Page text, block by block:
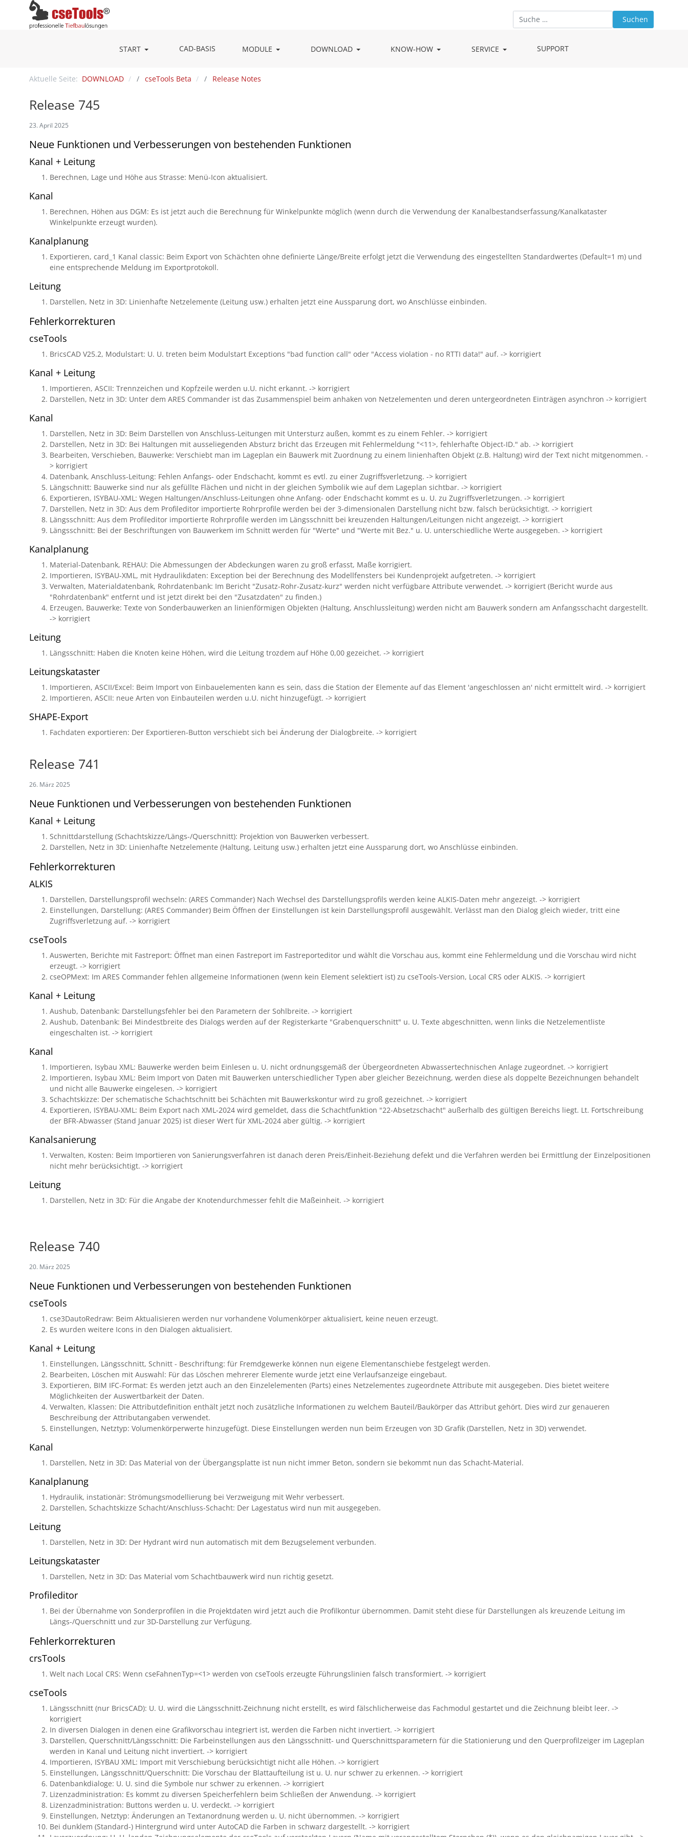
Suchen
START CAD-BASIS MODULE DOWNLOAD KNOW-HOW SERVICE SUPPORT
Aktuelle Seite: DOWNLOAD cseTools Beta Release Notes
Release 745
23. April 2025
Neue Funktionen und Verbesserungen von bestehenden Funktionen
Kanal + Leitung
Berechnen, Lage und Höhe aus Strasse: Menü-Icon aktualisiert.
Kanal
Berechnen, Höhen aus DGM: Es ist jetzt auch die Berechnung für Winkelpunkte möglich (wenn durch die Verwendung der Kanalbestandserfassung/Kanalkataster
Winkelpunkte erzeugt wurden).
Kanalplanung
Exportieren, card_1 Kanal classic: Beim Export von Schächten ohne definierte Länge/Breite erfolgt jetzt die Verwendung des eingestellten Standardwertes (Default=1 m) und
eine entsprechende Meldung im Exportprotokoll.
Leitung
Darstellen, Netz in 3D: Linienhafte Netzelemente (Leitung usw.) erhalten jetzt eine Aussparung dort, wo Anschlüsse einbinden.
Fehlerkorrekturen
cseTools
BricsCAD V25.2, Modulstart: U. U. treten beim Modulstart Exceptions "bad function call" oder "Access violation - no RTTI data!" auf. -> korrigiert
Kanal + Leitung
Importieren, ASCII: Trennzeichen und Kopfzeile werden u.U. nicht erkannt. -> korrigiert
Darstellen, Netz in 3D: Unter dem ARES Commander ist das Zusammenspiel beim anhaken von Netzelementen und deren untergeordneten Einträgen asynchron -> korrigiert
Kanal
Darstellen, Netz in 3D: Beim Darstellen von Anschluss-Leitungen mit Untersturz außen, kommt es zu einem Fehler. -> korrigiert
Darstellen, Netz in 3D: Bei Haltungen mit ausseliegenden Absturz bricht das Erzeugen mit Fehlermeldung "<11>, fehlerhafte Object-ID." ab. -> korrigiert
Bearbeiten, Verschieben, Bauwerke: Verschiebt man im Lageplan ein Bauwerk mit Zuordnung zu einem linienhaften Objekt (z.B. Haltung) wird der Text nicht mitgenommen. -
> korrigiert
Datenbank, Anschluss-Leitung: Fehlen Anfangs- oder Endschacht, kommt es evtl. zu einer Zugriffsverletzung. -> korrigiert
Längschnitt: Bauwerke sind nur als gefüllte Flächen und nicht in der gleichen Symbolik wie auf dem Lageplan sichtbar. -> korrigiert
Exportieren, ISYBAU-XML: Wegen Haltungen/Anschluss-Leitungen ohne Anfang- oder Endschacht kommt es u. U. zu Zugriffsverletzungen. -> korrigiert
Darstellen, Netz in 3D: Aus dem Profileditor importierte Rohrprofile werden bei der 3-dimensionalen Darstellung nicht bzw. falsch berücksichtigt. -> korrigiert
Längsschnitt: Aus dem Profileditor importierte Rohrprofile werden im Längsschnitt bei kreuzenden Haltungen/Leitungen nicht angezeigt. -> korrigiert
Längsschnitt: Bei der Beschriftungen von Bauwerkem im Schnitt werden für "Werte" und "Werte mit Bez." u. U. unterschiedliche Werte ausgegeben. -> korrigiert
Kanalplanung
Material-Datenbank, REHAU: Die Abmessungen der Abdeckungen waren zu groß erfasst, Maße korrigiert.
Importieren, ISYBAU-XML, mit Hydraulikdaten: Exception bei der Berechnung des Modellfensters bei Kundenprojekt aufgetreten. -> korrigiert
Verwalten, Materialdatenbank, Rohrdatenbank: Im Bericht "Zusatz-Rohr-Zusatz-kurz" werden nicht verfügbare Attribute verwendet. -> korrigiert (Bericht wurde aus
"Rohrdatenbank" entfernt und ist jetzt direkt bei den "Zusatzdaten" zu finden.)
Erzeugen, Bauwerke: Texte von Sonderbauwerken an linienförmigen Objekten (Haltung, Anschlussleitung) werden nicht am Bauwerk sondern am Anfangsschacht dargestellt.
-> korrigiert
Leitung
Längsschnitt: Haben die Knoten keine Höhen, wird die Leitung trozdem auf Höhe 0,00 gezeichet. -> korrigiert
Leitungskataster
Importieren, ASCII/Excel: Beim Import von Einbauelementen kann es sein, dass die Station der Elemente auf das Element 'angeschlossen an' nicht ermittelt wird. -> korrigiert
Importieren, ASCII: neue Arten von Einbauteilen werden u.U. nicht hinzugefügt. -> korrigiert
SHAPE-Export
Fachdaten exportieren: Der Exportieren-Button verschiebt sich bei Änderung der Dialogbreite. -> korrigiert
Release 741
26. März 2025
Neue Funktionen und Verbesserungen von bestehenden Funktionen
Kanal + Leitung
Schnittdarstellung (Schachtskizze/Längs-/Querschnitt): Projektion von Bauwerken verbessert.
Darstellen, Netz in 3D: Linienhafte Netzelemente (Haltung, Leitung usw.) erhalten jetzt eine Aussparung dort, wo Anschlüsse einbinden.
Fehlerkorrekturen
ALKIS
Darstellen, Darstellungsprofil wechseln: (ARES Commander) Nach Wechsel des Darstellungsprofils werden keine ALKIS-Daten mehr angezeigt. -> korrigiert
Einstellungen, Darstellung: (ARES Commander) Beim Öffnen der Einstellungen ist kein Darstellungsprofil ausgewählt. Verlässt man den Dialog gleich wieder, tritt eine
Zugriffsverletzung auf. -> korrigiert
cseTools
Auswerten, Berichte mit Fastreport: Öffnet man einen Fastreport im Fastreporteditor und wählt die Vorschau aus, kommt eine Fehlermeldung und die Vorschau wird nicht
erzeugt. -> korrigiert
cseOPMext: Im ARES Commander fehlen allgemeine Informationen (wenn kein Element selektiert ist) zu cseTools-Version, Local CRS oder ALKIS. -> korrigiert
Kanal + Leitung
Aushub, Datenbank: Darstellungsfehler bei den Parametern der Sohlbreite. -> korrigiert
Aushub, Datenbank: Bei Mindestbreite des Dialogs werden auf der Registerkarte "Grabenquerschnitt" u. U. Texte abgeschnitten, wenn links die Netzelementliste
eingeschalten ist. -> korrigiert
Kanal
Importieren, Isybau XML: Bauwerke werden beim Einlesen u. U. nicht ordnungsgemäß der Übergeordneten Abwassertechnischen Anlage zugeordnet. -> korrigiert
Importieren, Isybau XML: Beim Import von Daten mit Bauwerken unterschiedlicher Typen aber gleicher Bezeichnung, werden diese als doppelte Bezeichnungen behandelt
und nicht alle Bauwerke eingelesen. -> korrigiert
Schachtskizze: Der schematische Schachtschnitt bei Schächten mit Bauwerkskontur wird zu groß gezeichnet. -> korrigiert
Exportieren, ISYBAU-XML: Beim Export nach XML-2024 wird gemeldet, dass die Schachtfunktion "22-Absetzschacht" außerhalb des gültigen Bereichs liegt. Lt. Fortschreibung
der BFR-Abwasser (Stand Januar 2025) ist dieser Wert für XML-2024 aber gültig. -> korrigiert
Kanalsanierung
Verwalten, Kosten: Beim Importieren von Sanierungsverfahren ist danach deren Preis/Einheit-Beziehung defekt und die Verfahren werden bei Ermittlung der Einzelpositionen
nicht mehr berücksichtigt. -> korrigiert
Leitung
Darstellen, Netz in 3D: Für die Angabe der Knotendurchmesser fehlt die Maßeinheit. -> korrigiert
Release 740
20. März 2025
Neue Funktionen und Verbesserungen von bestehenden Funktionen
cseTools
cse3DautoRedraw: Beim Aktualisieren werden nur vorhandene Volumenkörper aktualisiert, keine neuen erzeugt.
Es wurden weitere Icons in den Dialogen aktualisiert.
Kanal + Leitung
Einstellungen, Längsschnitt, Schnitt - Beschriftung: für Fremdgewerke können nun eigene Elementanschiebe festgelegt werden.
Bearbeiten, Löschen mit Auswahl: Für das Löschen mehrerer Elemente wurde jetzt eine Verlaufsanzeige eingebaut.
Exportieren, BIM IFC-Format: Es werden jetzt auch an den Einzelelementen (Parts) eines Netzelementes zugeordnete Attribute mit ausgegeben. Dies bietet weitere
Möglichkeiten der Auswertbarkeit der Daten.
Verwalten, Klassen: Die Attributdefinition enthält jetzt noch zusätzliche Informationen zu welchem Bauteil/Baukörper das Attribut gehört. Dies wird zur genaueren
Beschreibung der Attributangaben verwendet.
Einstellungen, Netztyp: Volumenkörperwerte hinzugefügt. Diese Einstellungen werden nun beim Erzeugen von 3D Grafik (Darstellen, Netz in 3D) verwendet.
Kanal
Darstellen, Netz in 3D: Das Material von der Übergangsplatte ist nun nicht immer Beton, sondern sie bekommt nun das Schacht-Material.
Kanalplanung
Hydraulik, instationär: Strömungsmodellierung bei Verzweigung mit Wehr verbessert.
Darstellen, Schachtskizze Schacht/Anschluss-Schacht: Der Lagestatus wird nun mit ausgegeben.
Leitung
Darstellen, Netz in 3D: Der Hydrant wird nun automatisch mit dem Bezugselement verbunden.
Leitungskataster
Darstellen, Netz in 3D: Das Material vom Schachtbauwerk wird nun richtig gesetzt.
Profileditor
Bei der Übernahme von Sonderprofilen in die Projektdaten wird jetzt auch die Profilkontur übernommen. Damit steht diese für Darstellungen als kreuzende Leitung im
Längs-/Querschnitt und zur 3D-Darstellung zur Verfügung.
Fehlerkorrekturen
crsTools
Welt nach Local CRS: Wenn cseFahnenTyp=<1> werden von cseTools erzeugte Führungslinien falsch transformiert. -> korrigiert
cseTools
Längsschnitt (nur BricsCAD): U. U. wird die Längsschnitt-Zeichnung nicht erstellt, es wird fälschlicherweise das Fachmodul gestartet und die Zeichnung bleibt leer. ->
korrigiert
In diversen Dialogen in denen eine Grafikvorschau integriert ist, werden die Farben nicht invertiert. -> korrigiert
Darstellen, Querschnitt/Längsschnitt: Die Farbeinstellungen aus den Längsschnitt- und Querschnittsparametern für die Stationierung und den Querprofilzeiger im Lageplan
werden in Kanal und Leitung nicht invertiert. -> korrigiert
Importieren, ISYBAU XML: Import mit Verschiebung berücksichtigt nicht alle Höhen. -> korrigiert
Einstellungen, Längsschnitt/Querschnitt: Die Vorschau der Blattaufteilung ist u. U. nur schwer zu erkennen. -> korrigiert
Datenbankdialoge: U. U. sind die Symbole nur schwer zu erkennen. -> korrigiert
Lizenzadministration: Es kommt zu diversen Speicherfehlern beim Schließen der Anwendung. -> korrigiert
Lizenzadministration: Buttons werden u. U. verdeckt. -> korrigiert
Einstellungen, Netztyp: Änderungen an Textanordnung werden u. U. nicht übernommen. -> korrigiert
Bei dunklem (Standard-) Hintergrund wird unter AutoCAD die Farben in schwarz dargestellt. -> korrigiert